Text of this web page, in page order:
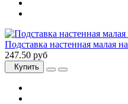
Подставка настенная малая
247.50 руб
Купить